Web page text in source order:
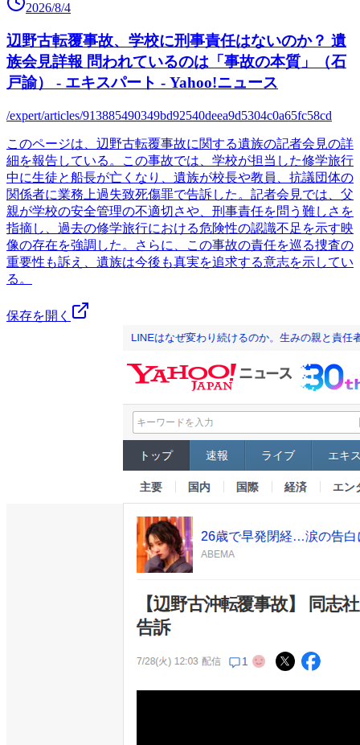
2026/8/4
辺野古転覆事故、学校に刑事責任はないのか？ 遺
族会見詳報 問われているのは「事故の本質」（石
戸諭） - エキスパート - Yahoo!ニュース
/expert/articles/913885490349bd92540deea9d5304c0a65fc58cd
このページは、辺野古転覆事故に関する遺族の記者会見の詳
細を報告している。この事故では、学校が担当した修学旅行
中に生徒と船長が亡くなり、遺族が校長や教員、抗議団体の
関係者に業務上過失致死傷罪で告訴した。記者会見では、父
親が学校の安全管理の不適切さや、刑事責任を問う難しさを
指摘し、過去の修学旅行における危険性の認識不足を示す映
像の存在を強調した。さらに、この事故の責任を巡る捜査の
重要性も訴え、遺族は今後も真実を追求する意志を示してい
る。
保存を開く